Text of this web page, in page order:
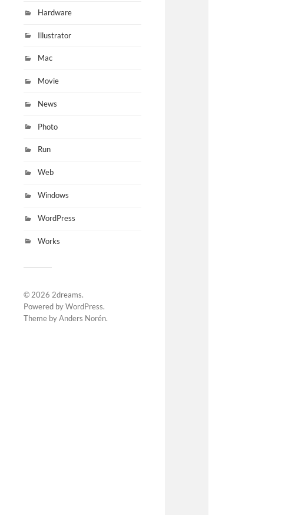
Hardware
Illustrator
Mac
Movie
News
Photo
Run
Web
Windows
WordPress
Works
© 2026 2dreams.
Powered byWordPress.
Theme byAnders Norén.